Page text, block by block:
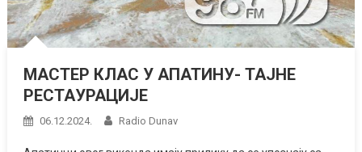
МАСТЕР КЛАС У АПАТИНУ- ТАЈНЕ
РЕСТАУРАЦИЈЕ
06.12.2024. Radio Dunav